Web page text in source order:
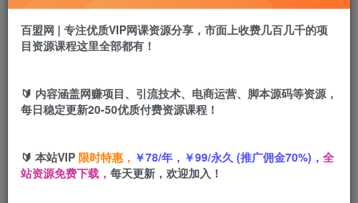
盟币 9.9
立即购买
百盟网 | 专注优质VIP网课资源分享，市面上收费几百几千的项
目资源课程这里全部都有！
🔰 内容涵盖网赚项目、引流技术、电商运营、脚本源码等资源，
每日稳定更新20-50优质付费资源课程！
🔰 本站VIP 限时特惠， ￥78/年，￥99/永久 (推广佣金70%)， 全
站资源免费下载， 每天更新，欢迎加入！